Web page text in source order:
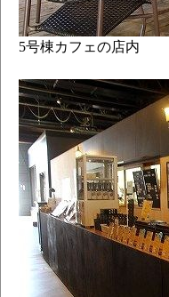
5号棟カフェの店内